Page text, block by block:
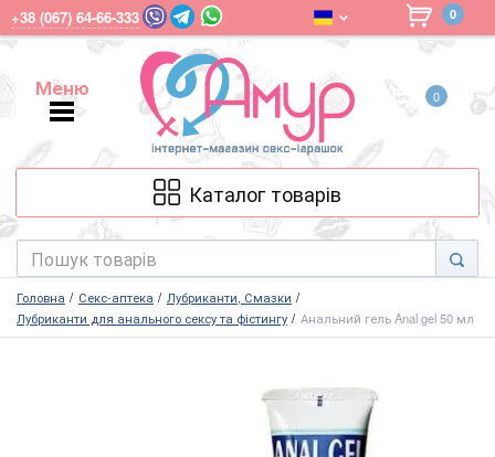
+38 (067) 64-66-333 0
Меню
Меню
0
Каталог товарів
Головна Секс-аптека
Лубриканти, Смазки
Лубриканти для анального сексу та фістингу
Анальний гель Anal gel 50 мл